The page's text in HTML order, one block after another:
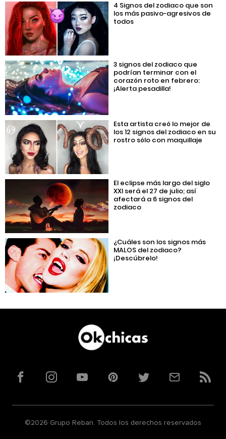
4 Signos del zodiaco que son
los más pasivo-agresivos de
todos
3 signos del zodiaco que
podrían terminar con el
corazón roto en febrero:
¡Alerta pesadilla!
Esta artista creó lo mejor de
los 12 signos del zodiaco en su
rostro sólo con maquillaje
El eclipse más largo del siglo
XXI será el 27 de julio; así
afectará a 6 signos del
zodiaco
¿Cuáles son los signos más
MALOS del zodiaco?
¡Descúbrelo!
FacebookInstagramYouTubePinterestTwitterCorreoRSS
©2026 Grupo Reban. Todos los derechos reservados